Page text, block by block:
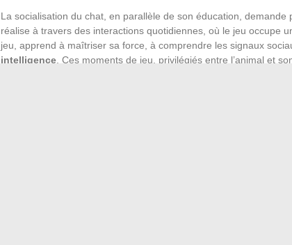
La socialisation du chat, en parallèle de son éducation, demande
réalise à travers des interactions quotidiennes, où le jeu occupe
jeu, apprend à maîtriser sa force, à comprendre les signaux
intelligence . Ces moments de jeu, privilégiés entre l’animal et